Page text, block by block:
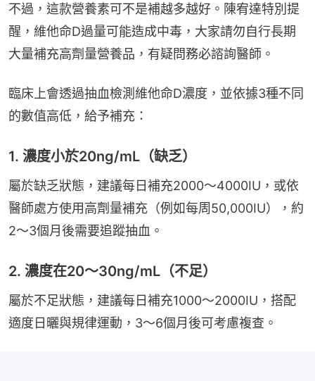
不過，這款營養素可不是補越多越好。陳宥達特別提
醒，維他命D過量可能造成中毒，大家請勿自行長期
大量補充高劑量營養品，有疑問務必諮詢醫師。
臨床上會透過抽血檢測維他命D濃度，並依據3種不同
的數值高低，給予補充：
1. 濃度小於20ng/mL（缺乏）
屬於缺乏狀態，建議每日補充2000～4000IU，或依
醫師處方使用高劑量補充（例如每周50,000IU），約
2～3個月後需要追蹤抽血。
2. 濃度在20～30ng/mL（不足）
屬於不足狀態，建議每日補充1000～2000IU，搭配
適度日曬與規律運動，3～6個月後可考慮複查。